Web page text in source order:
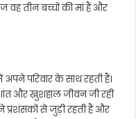
वह तीन बच्चों की मां हैं और
अपने परिवार के साथ रहती हैं।
और खुशहाल जीवन जी रही
प्रशंसकों से जुड़ी रहती हैं और